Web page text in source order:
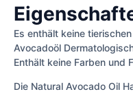
Es enthält keine
Avocadoöl
Enthält keine Farben und
Die Natural Avocado Oil